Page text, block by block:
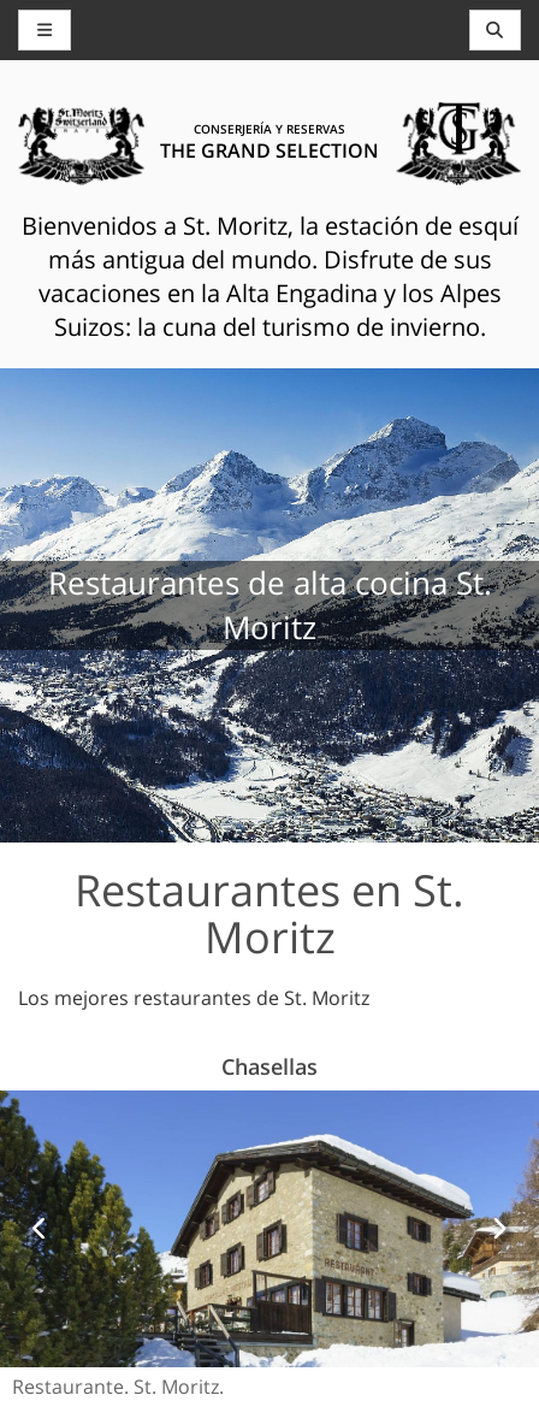
CONSERJERÍA Y RESERVAS
THE GRAND SELECTION
Bienvenidos a St. Moritz, la estación de esquí
más antigua del mundo. Disfrute de sus
vacaciones en la Alta Engadina y los Alpes
Suizos: la cuna del turismo de invierno.
Restaurantes de alta cocina St.
Moritz
Restaurantes en St.
Moritz
Los mejores restaurantes de St. Moritz
Chasellas
Restaurante. St. Moritz.